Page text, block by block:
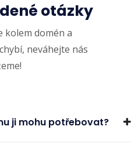
otázky
kolem domén a
neváhejte nás
ji mohu potřebovat?